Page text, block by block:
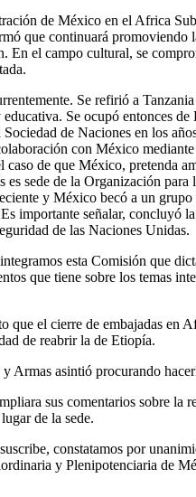
de México en el Africa
que continuará
el campo cultural, se
Se refirió a
Se ocupó entonces
de Naciones en los
con México
de que México, pretenda
es sede de la Organización
y México becó a un grupo
importante señalar, concluyó
de las Naciones Unidas.
esta Comisión que
que tiene sobre los temas
el cierre de embajadas en
de reabrir la de Etiopía.
Armas asintió procurando
sus comentarios sobre
de la sede.
constatamos por
y Plenipotenciaria de